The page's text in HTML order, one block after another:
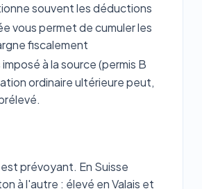
souvent les déductions
vous permet de cumuler les
fiscalement
à la source (permis B
ordinaire ultérieure peut,
prévoyant. En Suisse
à l'autre : élevé en Valais et